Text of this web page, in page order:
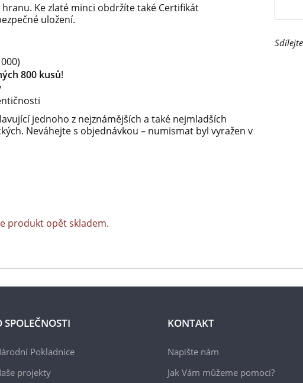
Ke zlaté minci obdržíte také Certifikát
uložení.
800 kusů!
jednoho z nejznámějších a také nejmladších
Neváhejte s objednávkou – numismat byl vyražen v
produkt opět skladem.
SPOLEČNOSTI
Pokladnice
projekty
KONTAKT
Napište nám
Jak Vám můžeme pomoci?